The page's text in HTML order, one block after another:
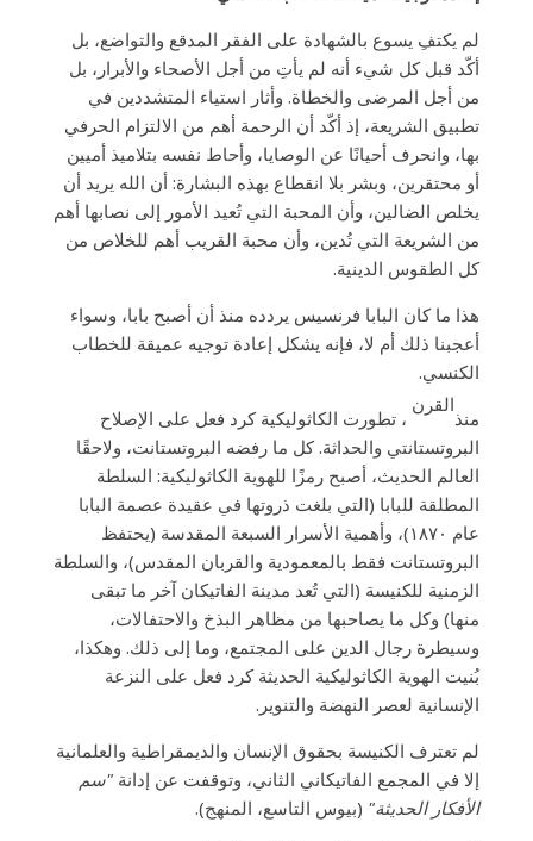
لم يكتفِ يسوع بالشهادة على الفقر المدقع والتواضع، بل
أكّد قبل كل شيء أنه لم يأتِ من أجل الأصحاء والأبرار، بل
من أجل المرضى والخطاة. وأثار استياء المتشددين في
تطبيق الشريعة، إذ أكّد أن الرحمة أهم من الالتزام الحرفي
بها، وانحرف أحيانًا عن الوصايا، وأحاط نفسه بتلاميذ أميين
أو محتقرين، وبشر بلا انقطاع بهذه البشارة: أن الله يريد أن
يخلص الضالين، وأن المحبة التي تُعيد الأمور إلى نصابها أهم
من الشريعة التي تُدين، وأن محبة القريب أهم للخلاص من
كل الطقوس الدينية.
هذا ما كان البابا فرنسيس يردده منذ أن أصبح بابا، وسواء
أعجبنا ذلك أم لا، فإنه يشكل إعادة توجيه عميقة للخطاب
الكنسي.
منذ
القرن
، تطورت الكاثوليكية كرد فعل على الإصلاح
البروتستانتي والحداثة. كل ما رفضه البروتستانت، ولاحقًا
العالم الحديث، أصبح رمزًا للهوية الكاثوليكية: السلطة
المطلقة للبابا (التي بلغت ذروتها في عقيدة عصمة البابا
عام ١٨٧٠)، وأهمية الأسرار السبعة المقدسة (يحتفظ
البروتستانت فقط بالمعمودية والقربان المقدس)، والسلطة
الزمنية للكنيسة (التي تُعد مدينة الفاتيكان آخر ما تبقى
منها) وكل ما يصاحبها من مظاهر البذخ والاحتفالات،
وسيطرة رجال الدين على المجتمع، وما إلى ذلك. وهكذا،
بُنيت الهوية الكاثوليكية الحديثة كرد فعل على النزعة
الإنسانية لعصر النهضة والتنوير.
لم تعترف الكنيسة بحقوق الإنسان والديمقراطية والعلمانية
إلا في المجمع الفاتيكاني الثاني، وتوقفت عن إدانة "سم
الأفكار الحديثة" (بيوس التاسع، المنهج).